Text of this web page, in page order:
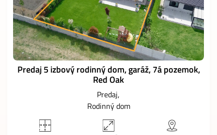
Predaj 5 izbový rodinný dom, garáž, 7á pozemok,
Red Oak
Predaj
Rodinný dom